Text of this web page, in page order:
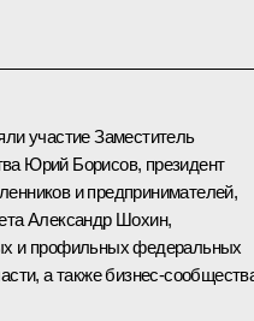
участие Заместитель
Юрий Борисов, президент
и предпринимателей,
Александр Шохин,
и профильных федеральных
а также бизнес-